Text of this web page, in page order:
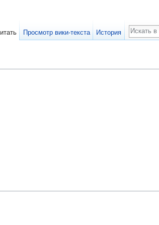
Просмотр вики-текста История
Поиск